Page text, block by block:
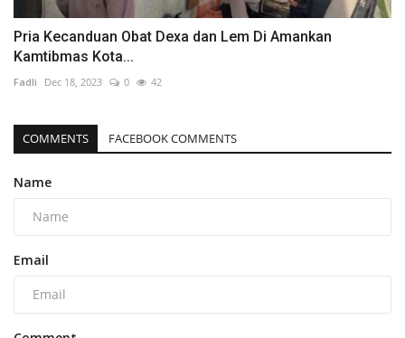
Pria Kecanduan Obat Dexa dan Lem Di Amankan
Kamtibmas Kota...
Fadli Dec 18, 2023 0 42
COMMENTS FACEBOOK COMMENTS
Name
Email